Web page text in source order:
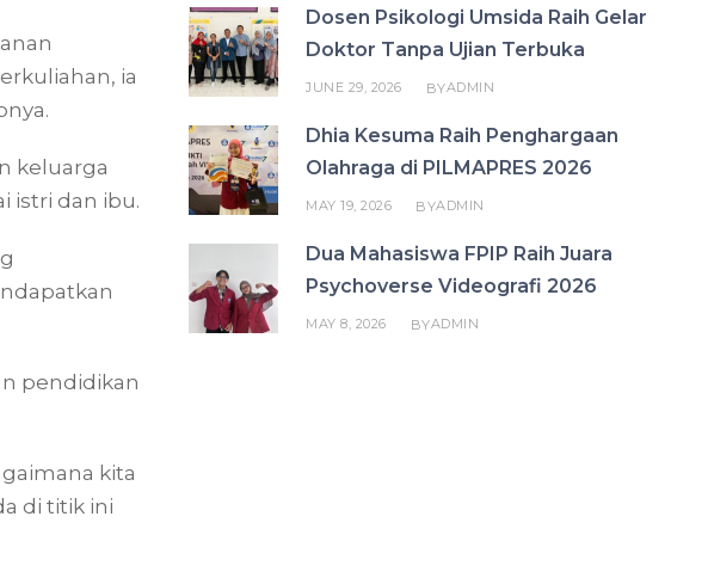
ia
keluarga
istri dan ibu.
pendidikan
kita
di titik ini
Dosen Psikologi Umsida Raih Gelar
Doktor Tanpa Ujian Terbuka
JUNE 29, 2026 BYADMIN
Dhia Kesuma Raih Penghargaan
Olahraga di PILMAPRES 2026
MAY 19, 2026 BYADMIN
Dua Mahasiswa FPIP Raih Juara
Psychoverse Videografi 2026
MAY 8, 2026 BYADMIN